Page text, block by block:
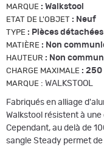
MARQUE : Walkstool
ETAT DE L'OBJET : Neuf
TYPE : Pièces détachées
MATIÈRE : Non
HAUTEUR : Non
CHARGE MAXIMALE : 250
MARQUE : WALKSTOOL
Fabriqués en alliage
Walkstool résistent à
Cependant, au delà de
sangle Steady permet